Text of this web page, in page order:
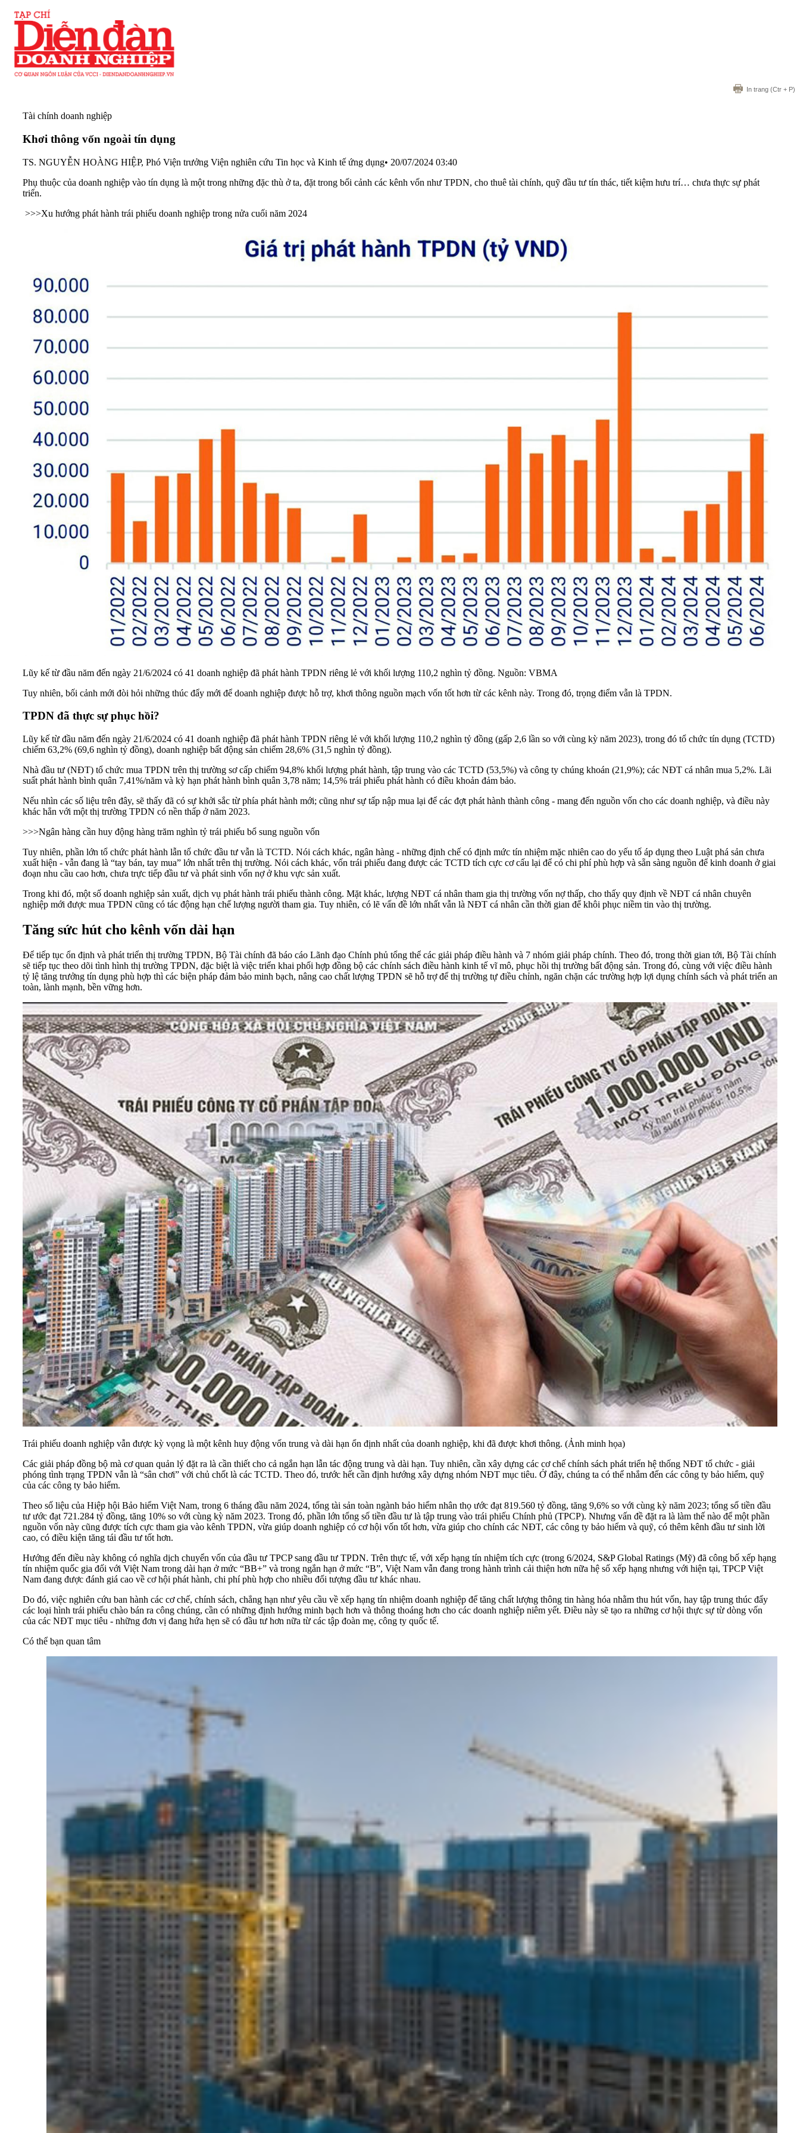
In trang (Ctr + P)
Tài chính doanh nghiệp
Khơi thông vốn ngoài tín dụng
TS. NGUYỄN HOÀNG HIỆP, Phó Viện trưởng Viện nghiên cứu Tin học và Kinh tế ứng dụng• 20/07/2024 03:40
Phụ thuộc của doanh nghiệp vào tín dụng là một trong những đặc thù ở ta, đặt trong bối cảnh các kênh vốn như TPDN, cho thuê tài chính, quỹ đầu tư tín thác, tiết kiệm hưu trí… chưa thực sự phát
triển.
>>>Xu hướng phát hành trái phiếu doanh nghiệp trong nửa cuối năm 2024
Lũy kế từ đầu năm đến ngày 21/6/2024 có 41 doanh nghiệp đã phát hành TPDN riêng lẻ với khối lượng 110,2 nghìn tỷ đồng. Nguồn: VBMA
Tuy nhiên, bối cảnh mới đòi hỏi những thúc đẩy mới để doanh nghiệp được hỗ trợ, khơi thông nguồn mạch vốn tốt hơn từ các kênh này. Trong đó, trọng điểm vẫn là TPDN.
TPDN đã thực sự phục hồi?
Lũy kế từ đầu năm đến ngày 21/6/2024 có 41 doanh nghiệp đã phát hành TPDN riêng lẻ với khối lượng 110,2 nghìn tỷ đồng (gấp 2,6 lần so với cùng kỳ năm 2023), trong đó tổ chức tín dụng (TCTD)
chiếm 63,2% (69,6 nghìn tỷ đồng), doanh nghiệp bất động sản chiếm 28,6% (31,5 nghìn tỷ đồng).
Nhà đầu tư (NĐT) tổ chức mua TPDN trên thị trường sơ cấp chiếm 94,8% khối lượng phát hành, tập trung vào các TCTD (53,5%) và công ty chúng khoán (21,9%); các NĐT cá nhân mua 5,2%. Lãi
suất phát hành bình quân 7,41%/năm và kỳ hạn phát hành bình quân 3,78 năm; 14,5% trái phiếu phát hành có điều khoản đảm bảo.
Nếu nhìn các số liệu trên đây, sẽ thấy đã có sự khởi sắc từ phía phát hành mới; cũng như sự tấp nập mua lại để các đợt phát hành thành công - mang đến nguồn vốn cho các doanh nghiệp, và điều này
khác hẳn với một thị trường TPDN có nền thấp ở năm 2023.
>>>Ngân hàng cần huy động hàng trăm nghìn tỷ trái phiếu bổ sung nguồn vốn
Tuy nhiên, phần lớn tổ chức phát hành lẫn tổ chức đầu tư vẫn là TCTD. Nói cách khác, ngân hàng - những định chế có định mức tín nhiệm mặc nhiên cao do yếu tố áp dụng theo Luật phá sản chưa
xuất hiện - vẫn đang là “tay bán, tay mua” lớn nhất trên thị trường. Nói cách khác, vốn trái phiếu đang được các TCTD tích cực cơ cấu lại để có chi phí phù hợp và sẵn sàng nguồn để kinh doanh ở giai
đoạn nhu cầu cao hơn, chưa trực tiếp đầu tư và phát sinh vốn nợ ở khu vực sản xuất.
Trong khi đó, một số doanh nghiệp sản xuất, dịch vụ phát hành trái phiếu thành công. Mặt khác, lượng NĐT cá nhân tham gia thị trường vốn nợ thấp, cho thấy quy định về NĐT cá nhân chuyên
nghiệp mới được mua TPDN cũng có tác động hạn chế lượng người tham gia. Tuy nhiên, có lẽ vấn đề lớn nhất vẫn là NĐT cá nhân cần thời gian để khôi phục niềm tin vào thị trường.
Tăng sức hút cho kênh vốn dài hạn
Để tiếp tục ổn định và phát triển thị trường TPDN, Bộ Tài chính đã báo cáo Lãnh đạo Chính phủ tổng thể các giải pháp điều hành và 7 nhóm giải pháp chính. Theo đó, trong thời gian tới, Bộ Tài chính
sẽ tiếp tục theo dõi tình hình thị trường TPDN, đặc biệt là việc triển khai phối hợp đồng bộ các chính sách điều hành kinh tế vĩ mô, phục hồi thị trường bất động sản. Trong đó, cùng với việc điều hành
tỷ lệ tăng trưởng tín dụng phù hợp thì các biện pháp đảm bảo minh bạch, nâng cao chất lượng TPDN sẽ hỗ trợ để thị trường tự điều chỉnh, ngăn chặn các trường hợp lợi dụng chính sách và phát triển an
toàn, lành mạnh, bền vững hơn.
Trái phiếu doanh nghiệp vẫn được kỳ vọng là một kênh huy động vốn trung và dài hạn ổn định nhất của doanh nghiệp, khi đã được khơi thông. (Ảnh minh họa)
Các giải pháp đồng bộ mà cơ quan quản lý đặt ra là cần thiết cho cả ngắn hạn lẫn tác động trung và dài hạn. Tuy nhiên, cần xây dựng các cơ chế chính sách phát triển hệ thống NĐT tổ chức - giải
phóng tình trạng TPDN vẫn là “sân chơi” với chủ chốt là các TCTD. Theo đó, trước hết cần định hướng xây dựng nhóm NĐT mục tiêu. Ở đây, chúng ta có thể nhắm đến các công ty bảo hiểm, quỹ
của các công ty bảo hiểm.
Theo số liệu của Hiệp hội Bảo hiểm Việt Nam, trong 6 tháng đầu năm 2024, tổng tài sản toàn ngành bảo hiểm nhân thọ ước đạt 819.560 tỷ đồng, tăng 9,6% so với cùng kỳ năm 2023; tổng số tiền đầu
tư ước đạt 721.284 tỷ đồng, tăng 10% so với cùng kỳ năm 2023. Trong đó, phần lớn tổng số tiền đầu tư là tập trung vào trái phiếu Chính phủ (TPCP). Nhưng vấn đề đặt ra là làm thế nào để một phần
nguồn vốn này cũng được tích cực tham gia vào kênh TPDN, vừa giúp doanh nghiệp có cơ hội vốn tốt hơn, vừa giúp cho chính các NĐT, các công ty bảo hiểm và quỹ, có thêm kênh đầu tư sinh lời
cao, có điều kiện tăng tái đầu tư tốt hơn.
Hướng đến điều này không có nghĩa dịch chuyển vốn của đầu tư TPCP sang đầu tư TPDN. Trên thực tế, với xếp hạng tín nhiệm tích cực (trong 6/2024, S&P Global Ratings (Mỹ) đã công bố xếp hạng
tín nhiệm quốc gia đối với Việt Nam trong dài hạn ở mức “BB+” và trong ngắn hạn ở mức “B”, Việt Nam vẫn đang trong hành trình cải thiện hơn nữa hệ số xếp hạng nhưng với hiện tại, TPCP Việt
Nam đang được đánh giá cao về cơ hội phát hành, chi phí phù hợp cho nhiều đối tượng đầu tư khác nhau.
Do đó, việc nghiên cứu ban hành các cơ chế, chính sách, chẳng hạn như yêu cầu về xếp hạng tín nhiệm doanh nghiệp để tăng chất lượng thông tin hàng hóa nhằm thu hút vốn, hay tập trung thúc đẩy
các loại hình trái phiếu chào bán ra công chúng, cần có những định hướng minh bạch hơn và thông thoáng hơn cho các doanh nghiệp niêm yết. Điều này sẽ tạo ra những cơ hội thực sự từ dòng vốn
của các NĐT mục tiêu - những đơn vị đang hứa hẹn sẽ có đầu tư hơn nữa từ các tập đoàn mẹ, công ty quốc tế.
Có thể bạn quan tâm